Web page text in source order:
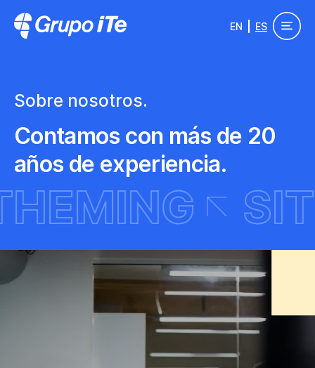
EN ES
Sobre nosotros.
Contamos con más de 20
años de experiencia.